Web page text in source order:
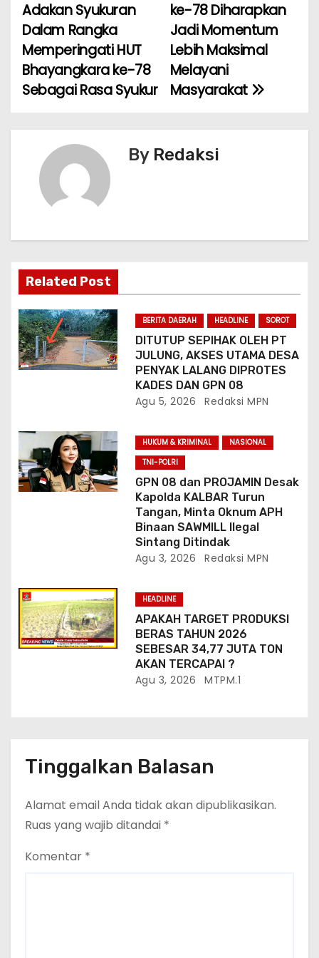
b
o
o
k
A
p
p
st
a
v
i
p
o
s
ke-78 Diharapkan
Jadi Momentum
Lebih Maksimal
Melayani
Masyarakat
Adakan Syukuran
Dalam Rangka
Memperingati HUT
Bhayangkara ke-78
Sebagai Rasa Syukur
By Redaksi
Related Post
BERITA DAERAH HEADLINE SOROT
DITUTUP SEPIHAK OLEH PT
JULUNG, AKSES UTAMA DESA
PENYAK LALANG DIPROTES
KADES DAN GPN 08
Agu 5, 2026 Redaksi MPN
HUKUM & KRIMINAL
NASIONAL
TNI-POLRI
GPN 08 dan PROJAMIN Desak
Kapolda KALBAR Turun
Tangan, Minta Oknum APH
Binaan SAWMILL Ilegal
Sintang Ditindak
Agu 3, 2026 Redaksi MPN
HEADLINE
APAKAH TARGET PRODUKSI
BERAS TAHUN 2026
SEBESAR 34,77 JUTA TON
AKAN TERCAPAI ?
Agu 3, 2026 MTPM.1
Tinggalkan Balasan
Alamat email Anda tidak akan dipublikasikan.
Ruas yang wajib ditandai *
Komentar *